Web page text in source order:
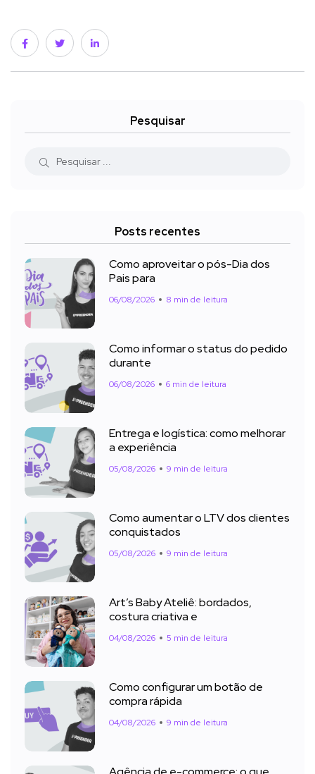
Pesquisar
Posts recentes
Como aproveitar o pós-Dia dos
Pais para
06/08/2026 8 min de leitura
Como informar o status do pedido
durante
06/08/2026 6 min de leitura
Entrega e logística: como melhorar
a experiência
05/08/2026 9 min de leitura
Como aumentar o LTV dos clientes
conquistados
05/08/2026 9 min de leitura
Art’s Baby Ateliê: bordados,
costura criativa e
04/08/2026 5 min de leitura
Como configurar um botão de
compra rápida
04/08/2026 9 min de leitura